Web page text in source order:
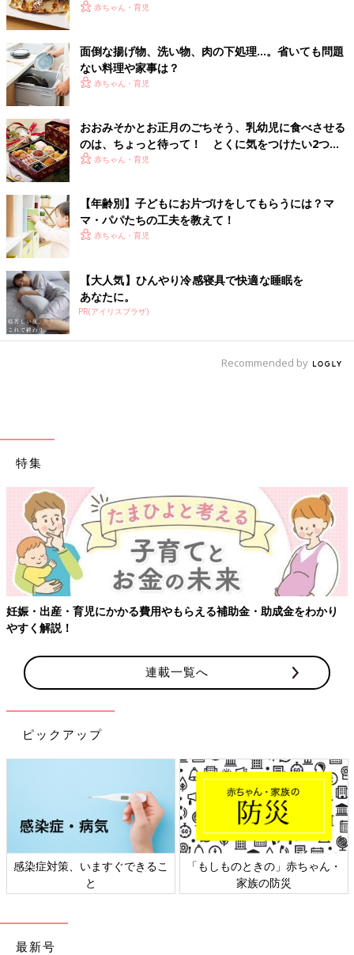
赤ちゃん・育児
面倒な揚げ物、洗い物、肉の下処理…。省いても問題
ない料理や家事は？
赤ちゃん・育児
おおみそかとお正月のごちそう、乳幼児に食べさせる
のは、ちょっと待って！ とくに気をつけたい2つの
食材【管理栄養士】
赤ちゃん・育児
【年齢別】子どもにお片づけをしてもらうには？マ
マ・パパたちの工夫を教えて！
赤ちゃん・育児
【大人気】ひんやり冷感寝具で快適な睡眠を
あなたに。
PR(アイリスプラザ)
Recommended by
特集
【ワクチン接種できるものも】妊婦の感染症対策、知っておいて
連載一覧へ
ピックアップ
・
日本外来小児科学会リーフレッ
ト検討会
六星占術 細木かおりさんの人
相談
最新号